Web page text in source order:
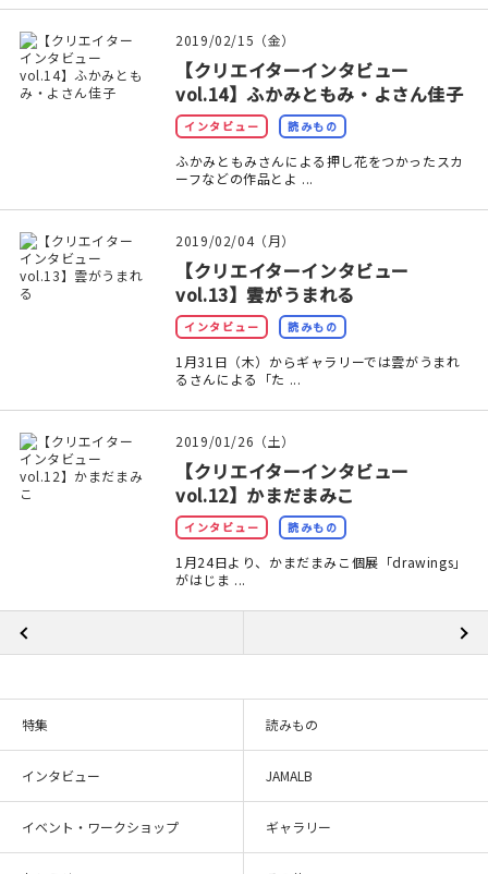
2019/02/15（金）
【クリエイターインタビュー
vol.14】ふかみともみ・よさん佳子
インタビュー 読みもの
ふかみともみさんによる押し花をつかったスカ
ーフなどの作品とよ ...
2019/02/04（月）
【クリエイターインタビュー
vol.13】雲がうまれる
インタビュー 読みもの
1月31日（木）からギャラリーでは雲がうまれ
るさんによる「た ...
2019/01/26（土）
【クリエイターインタビュー
vol.12】かまだまみこ
インタビュー 読みもの
1月24日より、かまだまみこ個展「drawings」
がはじま ...
特集 読みもの
インタビュー JAMALB
イベント・ワークショップ ギャラリー